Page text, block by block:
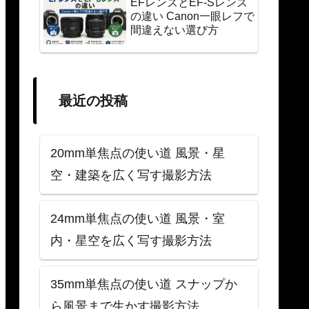
EFレンズとEF-Sレンズ
の違い Canon一眼レフで
間違えない選び方
最近の投稿
20mm単焦点の使い道 風景・星
空・建築を広く写す撮影方法
24mm単焦点の使い道 風景・室
内・星空を広く写す撮影方法
35mm単焦点の使い道 スナップか